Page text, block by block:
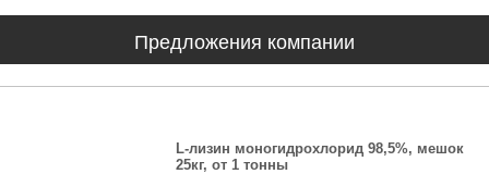
Предложения компании
L-лизин моногидрохлорид 98,5%, мешок
25кг, от 1 тонны